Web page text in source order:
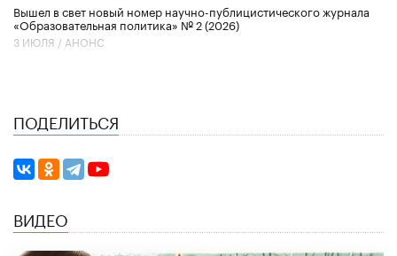
Вышел в свет новый номер научно-публицистического журнала
«Образовательная политика» № 2 (2026)
3 ИЮЛЯ / АНОНС
ПОДЕЛИТЬСЯ
ВИДЕО